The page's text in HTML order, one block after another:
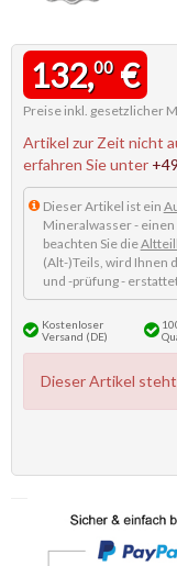
132,00€
Preise inkl. gesetzlicher
Artikel zur Zeit nicht
erfahren Sie unter
Dieser Artikel ist ein
Mineralwasser -
beachten Sie die
(Alt-)Teils, wird Ihnen
und -prüfung -
Kostenloser
Versand (DE)
Dieser Artikel